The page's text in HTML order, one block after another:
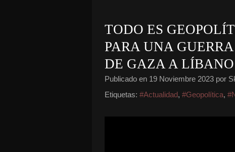
TODO ES
PARA UNA
DE GAZA A LÍBANO
Publicado en 19 Noviembre 2023 por
Etiquetas: #Actualidad, #Geopolítica,